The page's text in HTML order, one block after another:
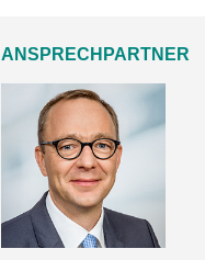
ANSPRECHPARTNER